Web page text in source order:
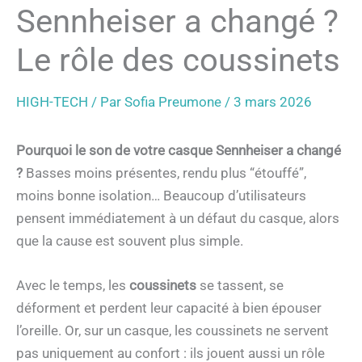
Sennheiser a changé ?
Le rôle des coussinets
HIGH-TECH / Par Sofia Preumone / 3 mars 2026
Pourquoi le son de votre casque Sennheiser a changé
? Basses moins présentes, rendu plus “étouffé”,
moins bonne isolation… Beaucoup d’utilisateurs
pensent immédiatement à un défaut du casque, alors
que la cause est souvent plus simple.
Avec le temps, les coussinets se tassent, se
déforment et perdent leur capacité à bien épouser
l’oreille. Or, sur un casque, les coussinets ne servent
pas uniquement au confort : ils jouent aussi un rôle